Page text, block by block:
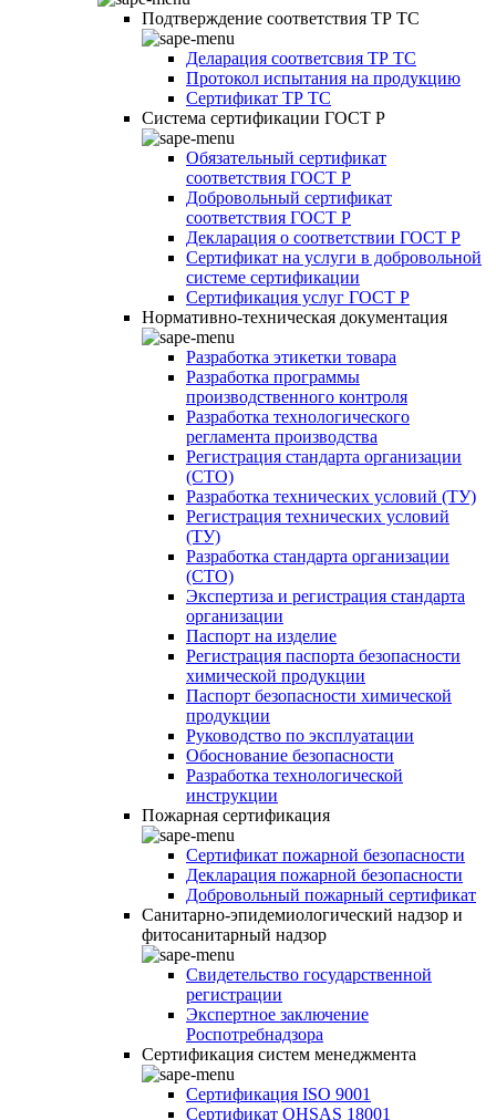
Подтверждение соответствия ТР ТС
Деларация соответсвия ТР ТС
Протокол испытания на продукцию
Сертификат ТР ТС
Система сертификации ГОСТ Р
Обязательный сертификат
соответствия ГОСТ Р
Добровольный сертификат
соответствия ГОСТ Р
Декларация о соответствии ГОСТ Р
Сертификат на услуги в добровольной
системе сертификации
Сертификация услуг ГОСТ Р
Нормативно-техническая документация
Разработка этикетки товара
Разработка программы
производственного контроля
Разработка технологического
регламента производства
Регистрация стандарта организации
(СТО)
Разработка технических условий (ТУ)
Регистрация технических условий
(ТУ)
Разработка стандарта организации
(СТО)
Экспертиза и регистрация стандарта
организации
Паспорт на изделие
Регистрация паспорта безопасности
химической продукции
Паспорт безопасности химической
продукции
Руководство по эксплуатации
Обоснование безопасности
Разработка технологической
инструкции
Пожарная сертификация
Сертификат пожарной безопасности
Декларация пожарной безопасности
Добровольный пожарный сертификат
Санитарно-эпидемиологический надзор и
фитосанитарный надзор
Свидетельство государственной
регистрации
Экспертное заключение
Роспотребнадзора
Сертификация систем менеджмента
Сертификация ISO 9001
Сертификат OHSAS 18001